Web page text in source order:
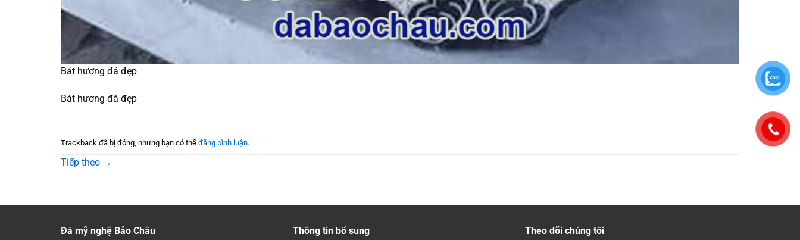
Bát hương đá đẹp
Bát hương đá đẹp
Trackback đã bị đóng, nhưng bạn có thể đăng bình luận.
Tiếp theo →
Đá mỹ nghệ Bảo Châu Thông tin bổ sung Theo dõi chúng tôi